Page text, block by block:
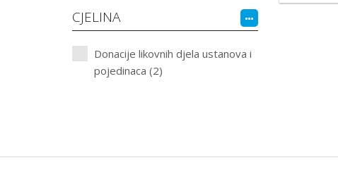
CJELINA
Donacije likovnih djela ustanova i
pojedinaca (2)